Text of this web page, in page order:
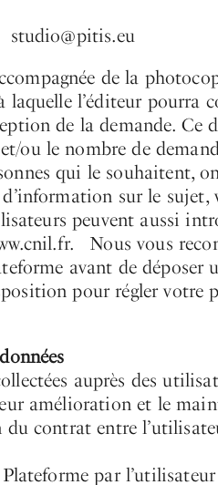
studio@pitis.eu
de la
laquelle l’éditeur pourra
de la demande. Ce
ou le nombre de
qui le souhaitent,
d’information sur le
peuvent aussi
Nous vous
avant de
pour régler votre
auprès des
amélioration et le
contrat entre
par